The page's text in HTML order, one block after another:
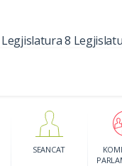
Legjislatura 8
SEANCAT